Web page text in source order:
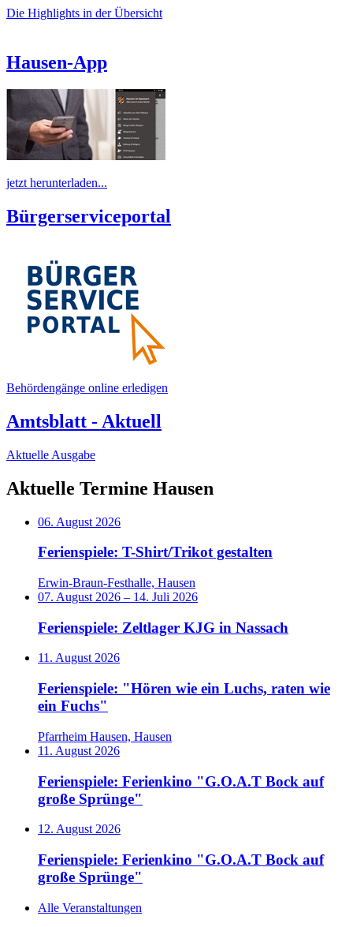
Die Highlights in der Übersicht
Hausen-App
jetzt herunterladen...
Bürgerserviceportal
Behördengänge online erledigen
Amtsblatt - Aktuell
Aktuelle Ausgabe
Aktuelle Termine Hausen
06. August 2026
Ferienspiele: T-Shirt/Trikot gestalten
Erwin-Braun-Festhalle, Hausen
07. August 2026 – 14. Juli 2026
Ferienspiele: Zeltlager KJG in Nassach
11. August 2026
Ferienspiele: "Hören wie ein Luchs, raten wie
ein Fuchs"
Pfarrheim Hausen, Hausen
11. August 2026
Ferienspiele: Ferienkino "G.O.A.T Bock auf
große Sprünge"
12. August 2026
Ferienspiele: Ferienkino "G.O.A.T Bock auf
große Sprünge"
Alle Veranstaltungen